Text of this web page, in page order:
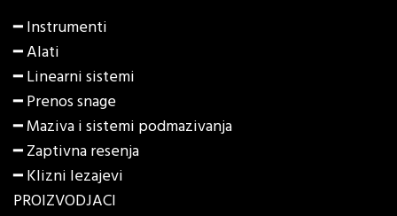
━Instrumenti
━Alati
━Linearni sistemi
━Prenos snage
━Maziva i sistemi podmazivanja
━Zaptivna resenja
━Klizni lezajevi
PROIZVODJACI